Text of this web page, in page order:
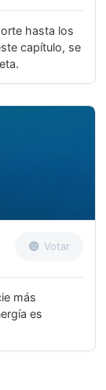
hasta los
capítulo, se
Votar
más
es